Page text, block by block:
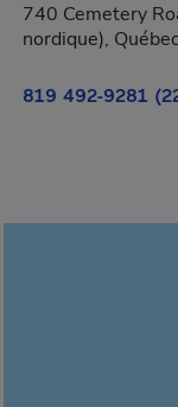
740 Cemetery
nordique),
819 492-9281